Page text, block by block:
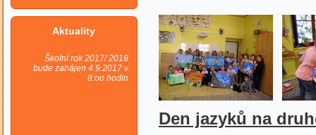
Aktuality
Školní rok 2017/ 2018
bude zahájen 4.9.2017 v
8:oo hodin
Den jazyků na